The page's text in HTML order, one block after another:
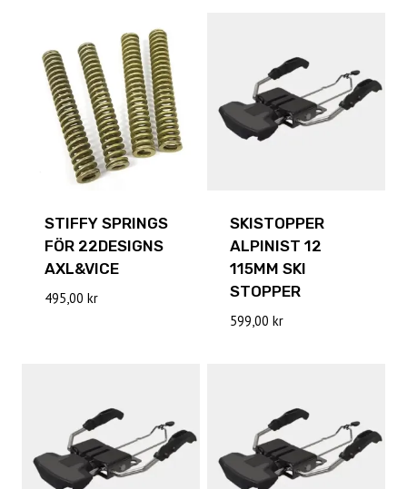
STIFFY SPRINGS
FÖR 22DESIGNS
AXL&VICE
495,00 kr
SKISTOPPER
ALPINIST 12
115MM SKI
STOPPER
599,00 kr